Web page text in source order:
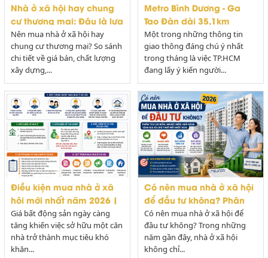
Nhà ở xã hội hay chung
cư thương mại: Đâu là lựa
chọn tốt nhất cho người
mua lần đầu năm 2026?
Nên mua nhà ở xã hội hay
chung cư thương mại? So sánh
chi tiết về giá bán, chất lượng
xây dựng,...
Metro Bình Dương - Ga
Tao Đàn dài 35,1km
Một trong những thông tin
giao thông đáng chú ý nhất
trong tháng là việc TP.HCM
đang lấy ý kiến người...
Điều kiện mua nhà ở xã
hội mới nhất năm 2026 |
Hướng dẫn chi tiết từ A-Z
Giá bất động sản ngày càng
tăng khiến việc sở hữu một căn
nhà trở thành mục tiêu khó
khăn...
Có nên mua nhà ở xã hội
để đầu tư không? Phân
tích ưu điểm, nhược điểm,
khả năng tăng giá và cho
thu
Có nên mua nhà ở xã hội để
đầu tư không? Trong những
năm gần đây, nhà ở xã hội
không chỉ...